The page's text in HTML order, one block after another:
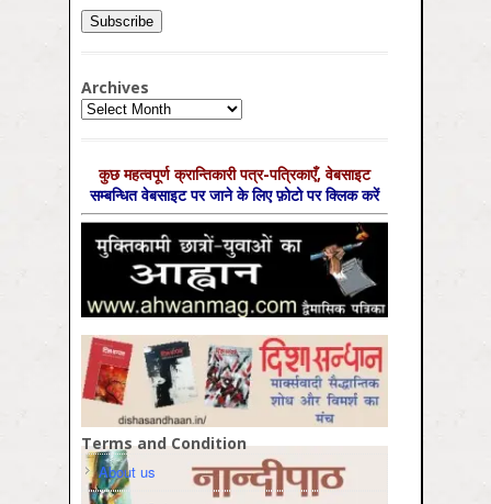
Archives
Archives
कुछ महत्‍वपूर्ण क्रान्तिकारी पत्र-पत्रिकाएँ, वेबसाइट
सम्‍बन्धित वेबसाइट पर जाने के लिए फ़ोटो पर क्लिक करें
Terms and Condition
About us